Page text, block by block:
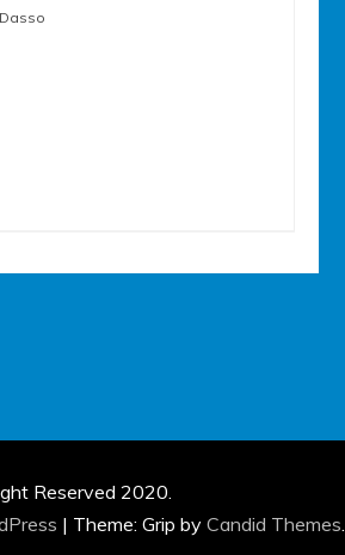
Reserved 2020.
| Theme: Grip by Candid Themes.